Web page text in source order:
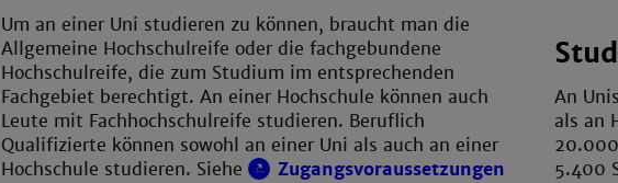
Um an einer Uni studieren zu können, braucht man die
Allgemeine Hochschulreife oder die fachgebundene
Hochschulreife, die zum Studium im entsprechenden
Fachgebiet berechtigt. An einer Hochschule können auch
Leute mit Fachhochschulreife studieren. Beruflich
Qualifizierte können sowohl an einer Uni als auch an einer
Hochschule studieren. Siehe
Zugangsvoraussetzungen
An
als an
5.400